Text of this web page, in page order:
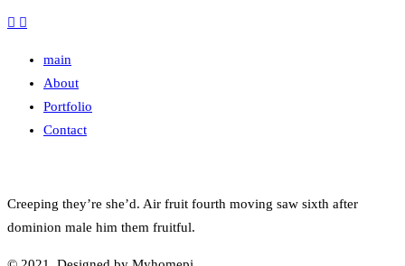
main
About
Portfolio
Contact
Creeping they’re she’d. Air fruit fourth moving saw sixth after
dominion male him them fruitful.